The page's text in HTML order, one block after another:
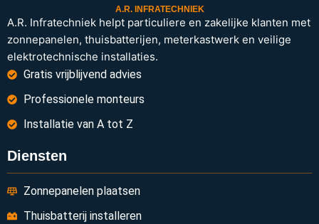
A.R. INFRATECHNIEK
A.R. Infratechniek helpt particuliere en zakelijke klanten met
zonnepanelen, thuisbatterijen, meterkastwerk en veilige
elektrotechnische installaties.
Gratis vrijblijvend advies
Professionele monteurs
Installatie van A tot Z
Diensten
Zonnepanelen plaatsen
Thuisbatterij installeren